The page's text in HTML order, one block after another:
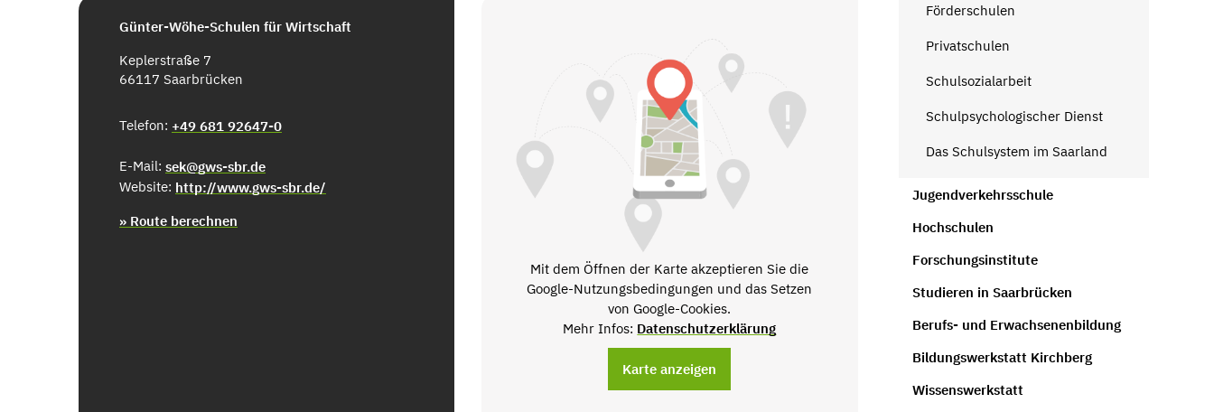
Günter-Wöhe-Schulen für Wirtschaft
Keplerstraße 7
66117 Saarbrücken
Telefon: +49 681 92647-0
E-Mail: sek@gws-sbr.de
Website: http://www.gws-sbr.de/
» Route berechnen
Mit dem Öffnen der Karte akzeptieren Sie die
Google-Nutzungsbedingungen und das Setzen
von Google-Cookies.
Mehr Infos: Datenschutzerklärung
Karte anzeigen
Förderschulen
Privatschulen
Schulsozialarbeit
Schulpsychologischer Dienst
Das Schulsystem im Saarland
Jugendverkehrsschule
Hochschulen
Forschungsinstitute
Studieren in Saarbrücken
Berufs- und Erwachsenenbildung
Bildungswerkstatt Kirchberg
Wissenswerkstatt